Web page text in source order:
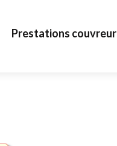
Prestations couvreur